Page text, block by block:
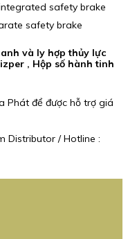
safety brake
safety brake
và ly hợp thủy lực
, Hộp số hành tinh
Phát để được hỗ trợ giá
Distributor / Hotline :